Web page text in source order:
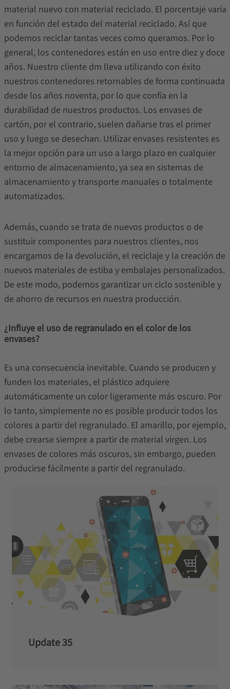
material nuevo con material reciclado. El porcentaje varía
en función del estado del material reciclado. Así que
podemos reciclar tantas veces como queramos. Por lo
general, los contenedores están en uso entre diez y doce
años. Nuestro cliente dm lleva utilizando con éxito
nuestros contenedores retornables de forma continuada
desde los años noventa, por lo que confía en la
durabilidad de nuestros productos. Los envases de
cartón, por el contrario, suelen dañarse tras el primer
uso y luego se desechan. Utilizar envases resistentes es
la mejor opción para un uso a largo plazo en cualquier
entorno de almacenamiento, ya sea en sistemas de
almacenamiento y transporte manuales o totalmente
automatizados.
Además, cuando se trata de nuevos productos o de
sustituir componentes para nuestros clientes, nos
encargamos de la devolución, el reciclaje y la creación de
nuevos materiales de estiba y embalajes personalizados.
De este modo, podemos garantizar un ciclo sostenible y
de ahorro de recursos en nuestra producción.
¿Influye el uso de regranulado en el color de los
envases?
Es una consecuencia inevitable. Cuando se producen y
funden los materiales, el plástico adquiere
automáticamente un color ligeramente más oscuro. Por
lo tanto, simplemente no es posible producir todos los
colores a partir del regranulado. El amarillo, por ejemplo,
debe crearse siempre a partir de material virgen. Los
envases de colores más oscuros, sin embargo, pueden
producirse fácilmente a partir del regranulado.
Update 35